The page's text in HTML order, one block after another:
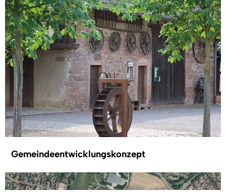
Gemeindeentwicklungskonzept